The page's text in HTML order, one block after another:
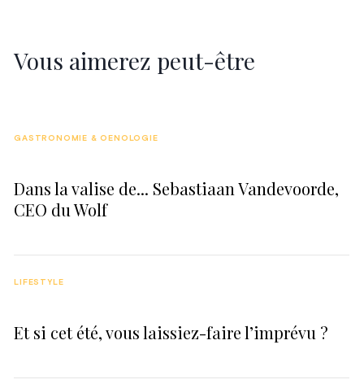
Vous aimerez peut-être
Dans la valise de... Sebastiaan Vandevoorde,
CEO du Wolf
GASTRONOMIE & OENOLOGIE
Et si cet été, vous laissiez-faire l’imprévu ?
LIFESTYLE